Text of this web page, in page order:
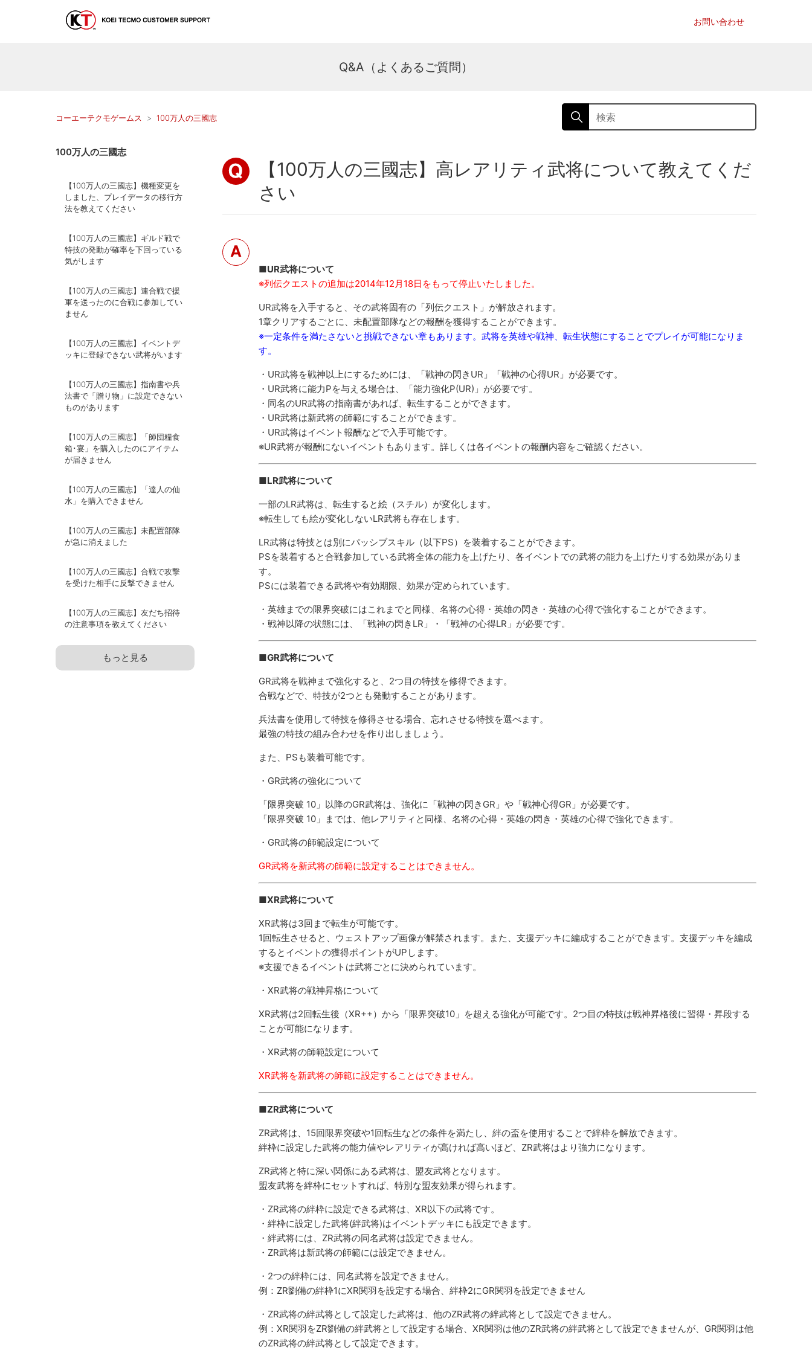
お問い合わせ
Q&A（よくあるご質問）
コーエーテクモゲームス 100万人の三國志
100万人の三國志
【100万人の三國志】機種変更を
しました、プレイデータの移行方
法を教えてください
【100万人の三國志】ギルド戦で
特技の発動が確率を下回っている
気がします
【100万人の三國志】連合戦で援
軍を送ったのに合戦に参加してい
ません
【100万人の三國志】イベントデ
ッキに登録できない武将がいます
【100万人の三國志】指南書や兵
法書で「贈り物」に設定できない
ものがあります
【100万人の三國志】「師団糧食
箱･宴」を購入したのにアイテム
が届きません
【100万人の三國志】「達人の仙
水」を購入できません
【100万人の三國志】未配置部隊
が急に消えました
【100万人の三國志】合戦で攻撃
を受けた相手に反撃できません
【100万人の三國志】友だち招待
の注意事項を教えてください
もっと見る
【100万人の三國志】高レアリティ武将について教えてくだ
さい
■UR武将について
※列伝クエストの追加は2014年12月18日をもって停止いたしました。
UR武将を入手すると、その武将固有の「列伝クエスト」が解放されます。
1章クリアするごとに、未配置部隊などの報酬を獲得することができます。
※一定条件を満たさないと挑戦できない章もあります。武将を英雄や戦神、転生状態にすることでプレイが可能になりま
す。
・UR武将を戦神以上にするためには、「戦神の閃きUR」「戦神の心得UR」が必要です。
・UR武将に能力Pを与える場合は、「能力強化P(UR)」が必要です。
・同名のUR武将の指南書があれば、転生することができます。
・UR武将は新武将の師範にすることができます。
・UR武将はイベント報酬などで入手可能です。
※UR武将が報酬にないイベントもあります。詳しくは各イベントの報酬内容をご確認ください。
■LR武将について
一部のLR武将は、転生すると絵（スチル）が変化します。
※転生しても絵が変化しないLR武将も存在します。
LR武将は特技とは別にパッシブスキル（以下PS）を装着することができます。
PSを装着すると合戦参加している武将全体の能力を上げたり、各イベントでの武将の能力を上げたりする効果がありま
す。
PSには装着できる武将や有効期限、効果が定められています。
・英雄までの限界突破にはこれまでと同様、名将の心得・英雄の閃き・英雄の心得で強化することができます。
・戦神以降の状態には、「戦神の閃きLR」・「戦神の心得LR」が必要です。
■GR武将について
GR武将を戦神まで強化すると、2つ目の特技を修得できます。
合戦などで、特技が2つとも発動することがあります。
兵法書を使用して特技を修得させる場合、忘れさせる特技を選べます。
最強の特技の組み合わせを作り出しましょう。
また、PSも装着可能です。
・GR武将の強化について
「限界突破 10」以降のGR武将は、強化に「戦神の閃きGR」や「戦神心得GR」が必要です。
「限界突破 10」までは、他レアリティと同様、名将の心得・英雄の閃き・英雄の心得で強化できます。
・GR武将の師範設定について
GR武将を新武将の師範に設定することはできません。
■XR武将について
XR武将は3回まで転生が可能です。
1回転生させると、ウェストアップ画像が解禁されます。また、支援デッキに編成することができます。支援デッキを編成
するとイベントの獲得ポイントがUPします。
※支援できるイベントは武将ごとに決められています。
・XR武将の戦神昇格について
XR武将は2回転生後（XR++）から「限界突破10」を超える強化が可能です。2つ目の特技は戦神昇格後に習得・昇段する
ことが可能になります。
・XR武将の師範設定について
XR武将を新武将の師範に設定することはできません。
■ZR武将について
ZR武将は、15回限界突破や1回転生などの条件を満たし、絆の盃を使用することで絆枠を解放できます。
絆枠に設定した武将の能力値やレアリティが高ければ高いほど、ZR武将はより強力になります。
ZR武将と特に深い関係にある武将は、盟友武将となります。
盟友武将を絆枠にセットすれば、特別な盟友効果が得られます。
・ZR武将の絆枠に設定できる武将は、XR以下の武将です。
・絆枠に設定した武将(絆武将)はイベントデッキにも設定できます。
・絆武将には、ZR武将の同名武将は設定できません。
・ZR武将は新武将の師範には設定できません。
・2つの絆枠には、同名武将を設定できません。
例：ZR劉備の絆枠1にXR関羽を設定する場合、絆枠2にGR関羽を設定できません
・ZR武将の絆武将として設定した武将は、他のZR武将の絆武将として設定できません。
例：XR関羽をZR劉備の絆武将として設定する場合、XR関羽は他のZR武将の絆武将として設定できませんが、GR関羽は他
のZR武将の絆武将として設定できます。